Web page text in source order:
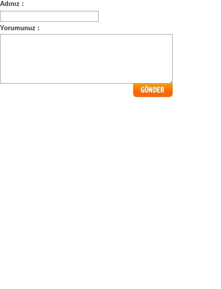
Adınız :
Yorumunuz :